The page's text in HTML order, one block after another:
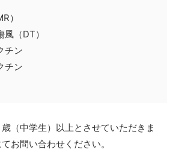
）
（DT）
チン
チン
（中学生）以上とさせていただきま
お問い合わせください。